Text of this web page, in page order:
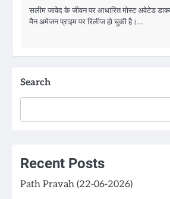
सलीम जावेद के जीवन पर आधारित मोस्ट अवेटेड
मैन अमेजन प्राइम पर रिलीज हो चुकी है।…
Search
Recent Posts
Path Pravah (22-06-2026)